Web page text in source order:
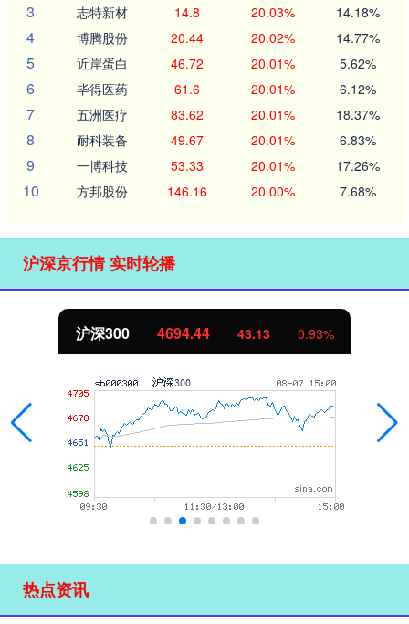
3 志特新材 14.8 20.03% 14.18%
4 博腾股份 20.44 20.02% 14.77%
5 近岸蛋白 46.72 20.01% 5.62%
6 毕得医药 61.6 20.01% 6.12%
7 五洲医疗 83.62 20.01% 18.37%
8 耐科装备 49.67 20.01% 6.83%
9 一博科技 53.33 20.01% 17.26%
10 方邦股份 146.16 20.00% 7.68%
沪深京行情 实时轮播
0.93% 北证50 1134.24
热点资讯